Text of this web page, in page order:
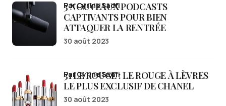
3 NOUVEAUX PODCASTS
CAPTIVANTS POUR BIEN
ATTAQUER LA RENTRÉE
par Cyrine Sadfi
30 août 2023
31 LE ROUGE : LE ROUGE À LÈVRES
LE PLUS EXCLUSIF DE CHANEL
par Cyrine Sadfi
30 août 2023